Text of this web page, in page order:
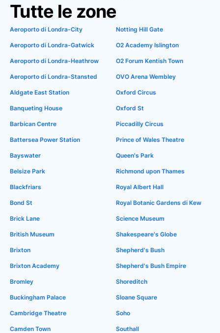
Tutte le zone
Aeroporto di Londra-City
Aeroporto di Londra-Gatwick
Aeroporto di Londra-Heathrow
Aeroporto di Londra-Stansted
Aldgate East Station
Banqueting House
Barbican Centre
Battersea Power Station
Bayswater
Belsize Park
Blackfriars
Bond St
Brick Lane
British Museum
Brixton
Brixton Academy
Bromley
Buckingham Palace
Cambridge Theatre
Camden Town
Notting Hill Gate
O2 Academy Islington
O2 Forum Kentish Town
OVO Arena Wembley
Oxford Circus
Oxford St
Piccadilly Circus
Prince of Wales Theatre
Queen's Park
Richmond upon Thames
Royal Albert Hall
Royal Botanic Gardens di Kew
Science Museum
Shakespeare's Globe
Shepherd's Bush
Shepherd's Bush Empire
Shoreditch
Sloane Square
Soho
Southall